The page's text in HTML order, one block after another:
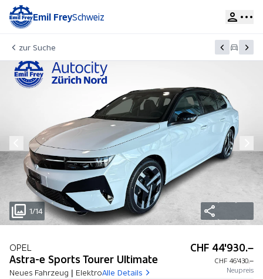
Emil FreySchweiz
zur Suche
1/14
OPEL
Astra-e Sports Tourer Ultimate
Neues Fahrzeug | ElektroAlle Details
CHF 44'930.–
CHF 46'430.–
Neupreis